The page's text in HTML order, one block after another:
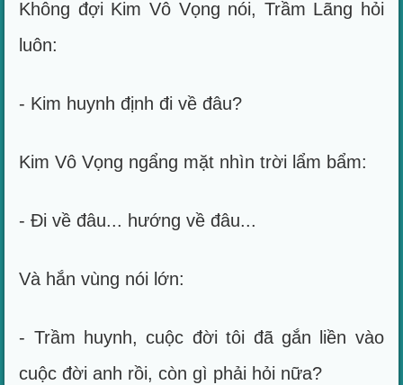
Không đợi Kim Vô Vọng nói, Trầm Lãng hỏi
luôn:
- Kim huynh định đi về đâu?
Kim Vô Vọng ngẩng mặt nhìn trời lẩm bẩm:
- Đi về đâu... hướng về đâu...
Và hắn vùng nói lớn:
- Trầm huynh, cuộc đời tôi đã gắn liền vào
cuộc đời anh rồi, còn gì phải hỏi nữa?